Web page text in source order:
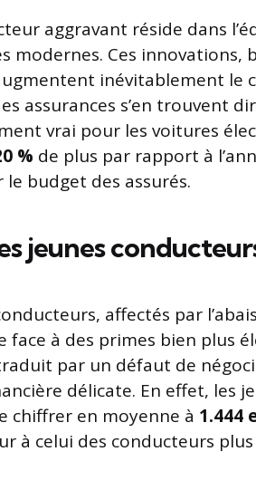
aggravant réside dans
modernes. Ces
inévitablement le
assurances s’en trouvent
vrai pour les voitures
% de plus par rapport à
le budget des assurés.
jeunes
affectés par
face à des primes bien plus
par un défaut de
délicate. En effet, les
chiffrer en moyenne à 1.444
à celui des conducteurs